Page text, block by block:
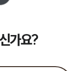
가요?